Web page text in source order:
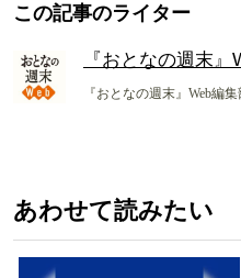
この記事のライター
『おとなの週末』
『おとなの週末』Web編集
あわせて読みたい